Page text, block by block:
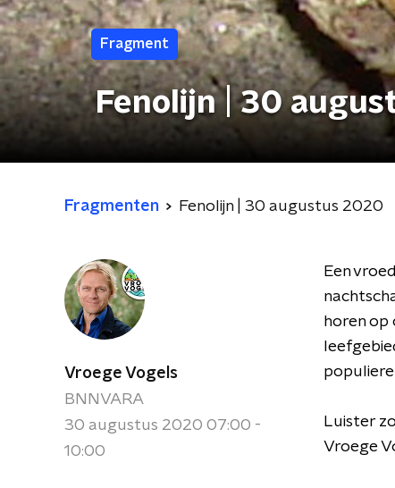
Fragment
Fenolijn | 30
Fragmenten Fenolijn | 30 augustus 2020
Vroege Vogels
BNNVARA
30 augustus 2020 07:00 -
10:00
Een
horen op
Luister
Vroege